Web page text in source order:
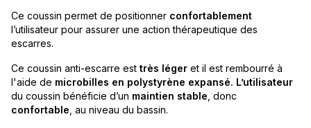
Ce coussin permet de positionner confortablement
l’utilisateur pour assurer une action thérapeutique des
escarres.
Ce coussin anti-escarre est très léger et il est rembourré à
l'aide de microbilles en polystyrène expansé. L’utilisateur
du coussin bénéficie d’un maintien stable , donc
confortable , au niveau du bassin.